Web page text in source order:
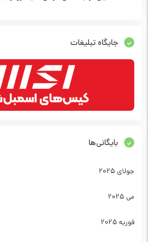
جایگاه تبلیغات
بایگانی‌ها
جولای 2025
می 2025
فوریه 2025